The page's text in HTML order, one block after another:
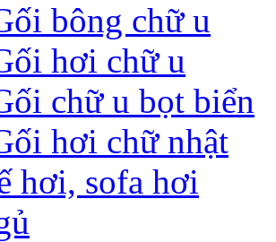
bông chữ u
hơi chữ u
chữ u bọt biển
hơi chữ nhật
hơi, sofa hơi